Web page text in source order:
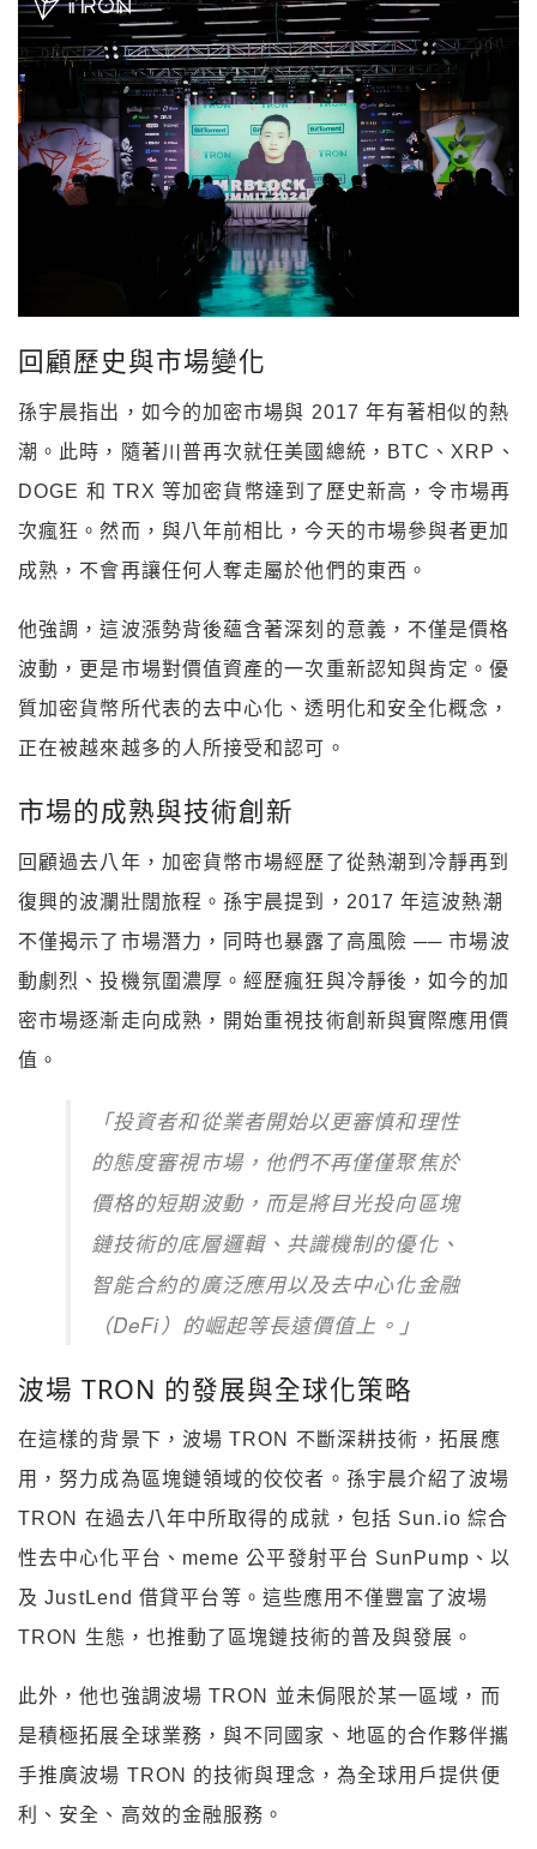
回顧歷史與市場變化
孫宇晨指出，如今的加密市場與 2017 年有著相似的熱
潮。此時，隨著川普再次就任美國總統，BTC、XRP、
DOGE 和 TRX 等加密貨幣達到了歷史新高，令市場再
次瘋狂。然而，與八年前相比，今天的市場參與者更加
成熟，不會再讓任何人奪走屬於他們的東西。
他強調，這波漲勢背後蘊含著深刻的意義，不僅是價格
波動，更是市場對價值資產的一次重新認知與肯定。優
質加密貨幣所代表的去中心化、透明化和安全化概念，
正在被越來越多的人所接受和認可。
市場的成熟與技術創新
回顧過去八年，加密貨幣市場經歷了從熱潮到冷靜再到
復興的波瀾壯闊旅程。孫宇晨提到，2017 年這波熱潮
不僅揭示了市場潛力，同時也暴露了高風險 ── 市場波
動劇烈、投機氛圍濃厚。經歷瘋狂與冷靜後，如今的加
密市場逐漸走向成熟，開始重視技術創新與實際應用價
值。
「投資者和從業者開始以更審慎和理性
的態度審視市場，他們不再僅僅聚焦於
價格的短期波動，而是將目光投向區塊
鏈技術的底層邏輯、共識機制的優化、
智能合約的廣泛應用以及去中心化金融
（DeFi）的崛起等長遠價值上。」
波場 TRON 的發展與全球化策略
在這樣的背景下，波場 TRON 不斷深耕技術，拓展應
用，努力成為區塊鏈領域的佼佼者。孫宇晨介紹了波場
TRON 在過去八年中所取得的成就，包括 Sun.io 綜合
性去中心化平台、meme 公平發射平台 SunPump、以
及 JustLend 借貸平台等。這些應用不僅豐富了波場
TRON 生態，也推動了區塊鏈技術的普及與發展。
此外，他也強調波場 TRON 並未侷限於某一區域，而
是積極拓展全球業務，與不同國家、地區的合作夥伴攜
手推廣波場 TRON 的技術與理念，為全球用戶提供便
利、安全、高效的金融服務。